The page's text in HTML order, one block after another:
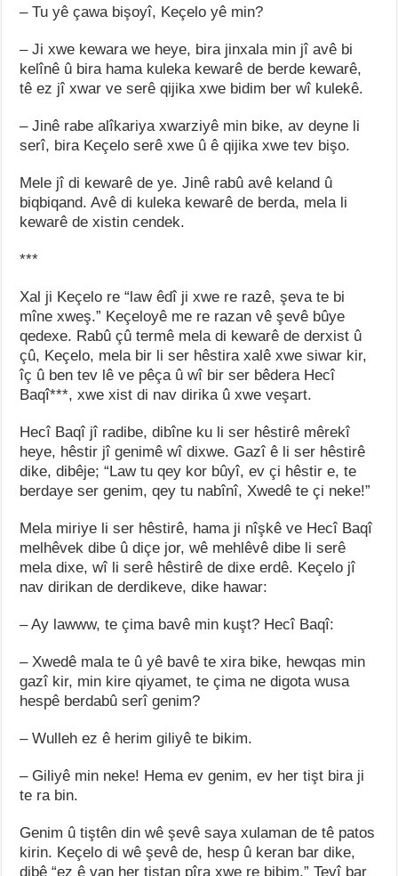
– Tu yê çawa bişoyî, Keçelo yê min?
– Ji xwe kewara we heye, bira jinxala min jî avê bi
kelînê û bira hama kuleka kewarê de berde kewarê,
tê ez jî xwar ve serê qijika xwe bidim ber wî kulekê.
– Jinê rabe alîkariya xwarziyê min bike, av deyne li
serî, bira Keçelo serê xwe û ê qijika xwe tev bişo.
Mele jî di kewarê de ye. Jinê rabû avê keland û
biqbiqand. Avê di kuleka kewarê de berda, mela li
kewarê de xistin cendek.
***
Xal ji Keçelo re “law êdî ji xwe re razê, şeva te bi
mîne xweş.” Keçeloyê me re razan vê şevê bûye
qedexe. Rabû çû termê mela di kewarê de derxist û
çû, Keçelo, mela bir li ser hêstira xalê xwe siwar kir,
îç û ben tev lê ve pêça û wî bir ser bêdera Hecî
Baqî***, xwe xist di nav dirika û xwe veşart.
Hecî Baqî jî radibe, dibîne ku li ser hêstirê mêrekî
heye, hêstir jî genimê wî dixwe. Gazî ê li ser hêstirê
dike, dibêje; “Law tu qey kor bûyî, ev çi hêstir e, te
berdaye ser genim, qey tu nabînî, Xwedê te çi neke!”
Mela miriye li ser hêstirê, hama ji nîşkê ve Hecî Baqî
melhêvek dibe û diçe jor, wê mehlêvê dibe li serê
mela dixe, wî li serê hêstirê de dixe erdê. Keçelo jî
nav dirikan de derdikeve, dike hawar:
– Ay lawww, te çima bavê min kuşt? Hecî Baqî:
– Xwedê mala te û yê bavê te xira bike, hewqas min
gazî kir, min kire qiyamet, te çima ne digota wusa
hespê berdabû serî genim?
– Wulleh ez ê herim giliyê te bikim.
– Giliyê min neke! Hema ev genim, ev her tişt bira ji
te ra bin.
Genim û tiştên din wê şevê saya xulaman de tê patos
kirin. Keçelo di wê şevê de, hesp û keran bar dike,
dibê “ez ê van her tiştan pîra xwe re bibim.” Tevî bar